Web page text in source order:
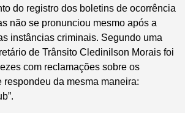
do registro dos boletins de ocorrência
não se pronunciou mesmo após a
instâncias criminais. Segundo uma
de Trânsito Cledinilson Morais foi
com reclamações sobre os
respondeu da mesma maneira: